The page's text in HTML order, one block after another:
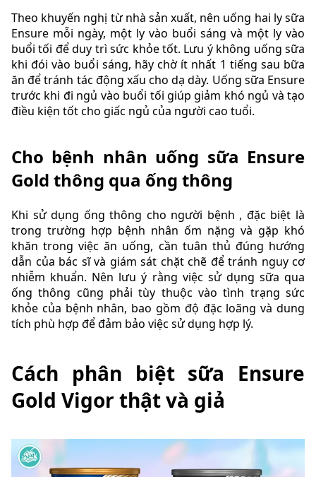
Theo khuyến nghị từ nhà sản xuất, nên uống hai ly sữa
Ensure mỗi ngày, một ly vào buổi sáng và một ly vào
buổi tối để duy trì sức khỏe tốt. Lưu ý không uống sữa
khi đói vào buổi sáng, hãy chờ ít nhất 1 tiếng sau bữa
ăn để tránh tác động xấu cho dạ dày. Uống sữa Ensure
trước khi đi ngủ vào buổi tối giúp giảm khó ngủ và tạo
điều kiện tốt cho giấc ngủ của người cao tuổi.
Cho bệnh nhân uống sữa Ensure
Gold thông qua ống thông
Khi sử dụng ống thông cho người bệnh , đặc biệt là
trong trường hợp bệnh nhân ốm nặng và gặp khó
khăn trong việc ăn uống, cần tuân thủ đúng hướng
dẫn của bác sĩ và giám sát chặt chẽ để tránh nguy cơ
nhiễm khuẩn. Nên lưu ý rằng việc sử dụng sữa qua
ống thông cũng phải tùy thuộc vào tình trạng sức
khỏe của bệnh nhân, bao gồm độ đặc loãng và dung
tích phù hợp để đảm bảo việc sử dụng hợp lý.
Cách phân biệt sữa Ensure
Gold Vigor thật và giả